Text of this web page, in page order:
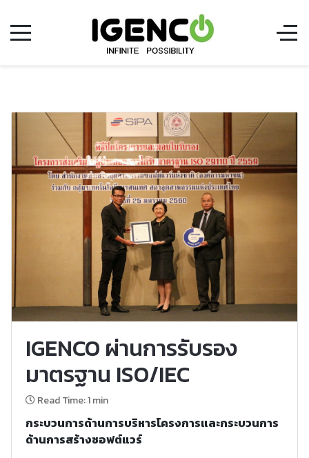
IGENCO ผ่านการรับรอง
มาตรฐาน ISO/IEC
Read Time: 1 min
กระบวนการด้านการบริหารโครงการและกระบวนการ
ด้านการสร้างซอฟต์แวร์